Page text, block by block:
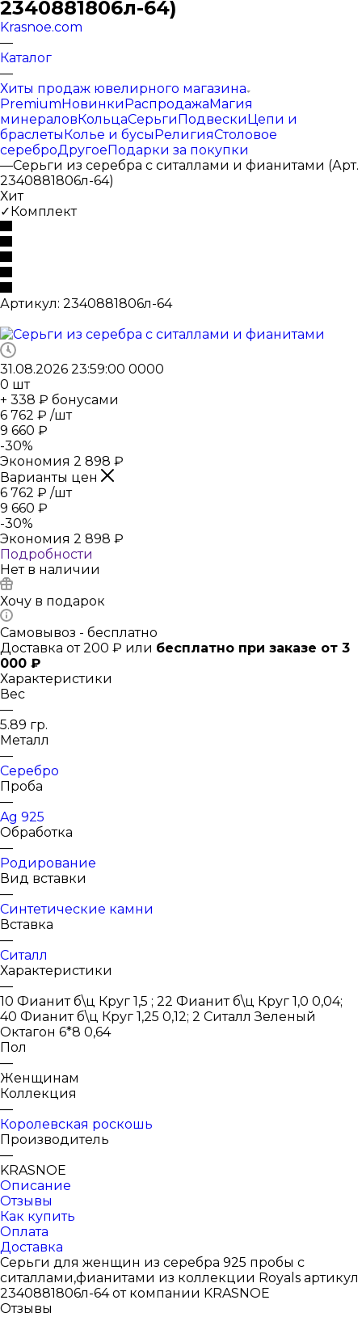
2340881806л-64)
Krasnoe.com
—
Каталог
—
Хиты продаж ювелирного магазина
PremiumНовинкиРаспродажаМагия
минераловКольцаСерьгиПодвескиЦепи и
браслетыКолье и бусыРелигияСтоловое
сереброДругоеПодарки за покупки
—Серьги из серебра с ситаллами и фианитами (Арт.
2340881806л-64)
Хит
✓Комплект
Артикул: 2340881806л-64
31.08.2026 23:59:00 0000
0 шт
+ 338 ₽ бонусами
6 762 ₽ /шт
9 660 ₽
-30%
Экономия 2 898 ₽
Варианты цен
6 762 ₽ /шт
9 660 ₽
-30%
Экономия 2 898 ₽
Подробности
Нет в наличии
Хочу в подарок
Самовывоз - бесплатно
Доставка от 200 ₽ или бесплатно при заказе от 3
000 ₽
Характеристики
Вес
—
5.89 гр.
Металл
—
Серебро
Проба
—
Ag 925
Обработка
—
Родирование
Вид вставки
—
Синтетические камни
Вставка
—
Ситалл
Характеристики
—
10 Фианит б\ц Круг 1,5 ; 22 Фианит б\ц Круг 1,0 0,04;
40 Фианит б\ц Круг 1,25 0,12; 2 Ситалл Зеленый
Октагон 6*8 0,64
Пол
—
Женщинам
Коллекция
—
Королевская роскошь
Производитель
—
KRASNOE
Описание
Отзывы
Как купить
Оплата
Доставка
Серьги для женщин из серебра 925 пробы с
ситаллами,фианитами из коллекции Royals артикул
2340881806л-64 от компании KRASNOE
Отзывы